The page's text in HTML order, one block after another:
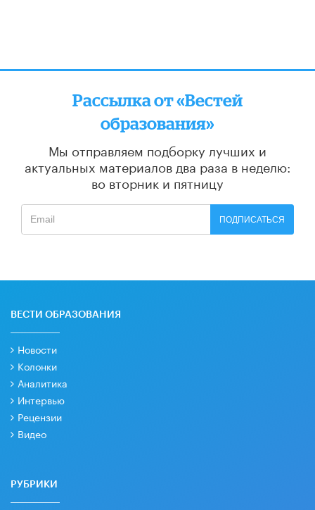
Рассылка от «Вестей
образования»
Мы отправляем подборку лучших и
актуальных материалов два раза в неделю:
во вторник и пятницу
ПОДПИСАТЬСЯ
ВЕСТИ ОБРАЗОВАНИЯ
Новости
Колонки
Аналитика
Интервью
Рецензии
Видео
РУБРИКИ